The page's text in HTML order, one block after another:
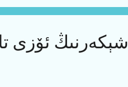
شېكەرنىڭ ئۆزى